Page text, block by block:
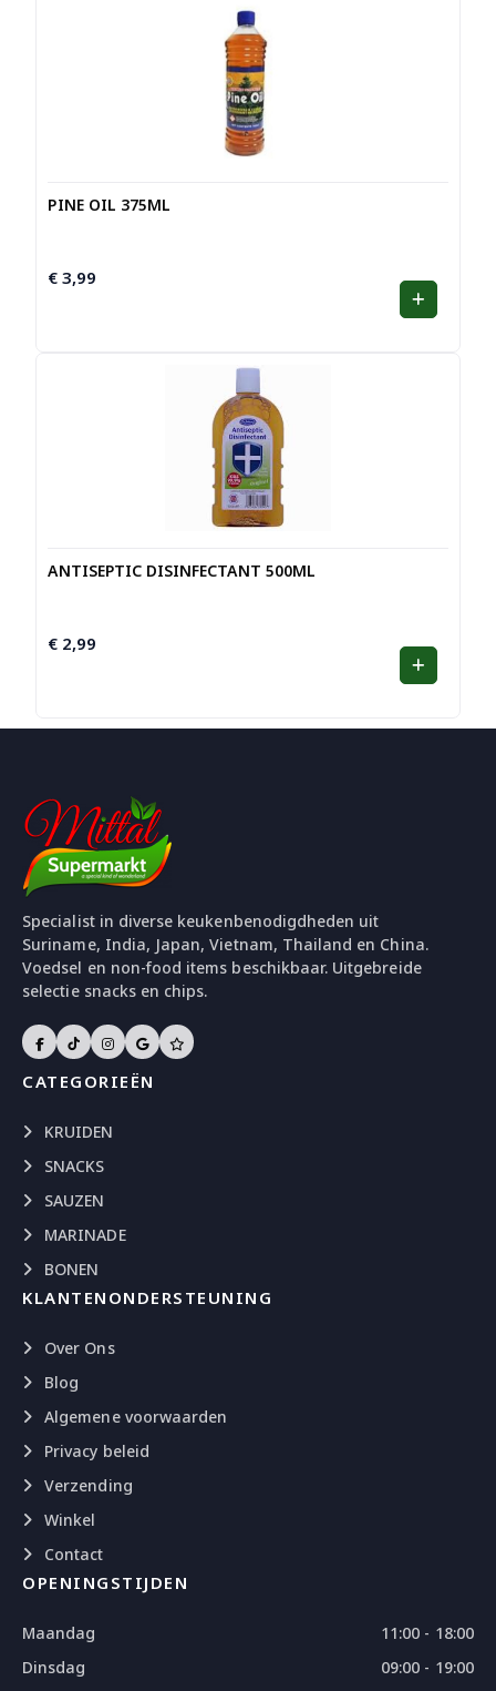
PINE OIL 375ML
€ 3,99
ANTISEPTIC DISINFECTANT 500ML
€ 2,99
Specialist in diverse keukenbenodigdheden uit
Suriname, India, Japan, Vietnam, Thailand en China.
Voedsel en non-food items beschikbaar. Uitgebreide
selectie snacks en chips.
CATEGORIEËN
KRUIDEN
SNACKS
SAUZEN
MARINADE
BONEN
KLANTENONDERSTEUNING
Over Ons
Blog
Algemene voorwaarden
Privacy beleid
Verzending
Winkel
Contact
OPENINGSTIJDEN
Maandag
11:00 - 18:00
Dinsdag
09:00 - 19:00